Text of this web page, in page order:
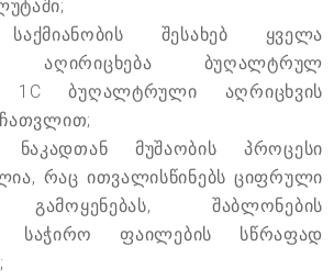
შესახებ ყველა
აღირიცხება ბუღალტრულ
1C ბუღალტრული აღრიცხვის
ჩათვლით;
ნაკადთან მუშაობის პროცესი
რაც ითვალისწინებს ციფრული
შაბლონების
საჭირო ფაილების სწრაფად